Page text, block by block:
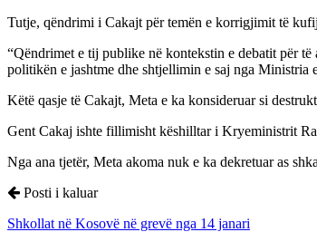
Tutje, qëndrimi i Cakajt për temën e korrigjimit të
“Qëndrimet e tij publike në kontekstin e debatit për
politikën e jashtme dhe shtjellimin e saj nga Ministria
Këtë qasje të Cakajt, Meta e ka konsideruar si
Gent Cakaj ishte fillimisht këshilltar i Kryeministrit
Nga ana tjetër, Meta akoma nuk e ka dekretuar as
Posti i kaluar
Shkollat në Kosovë në grevë nga 14 janari